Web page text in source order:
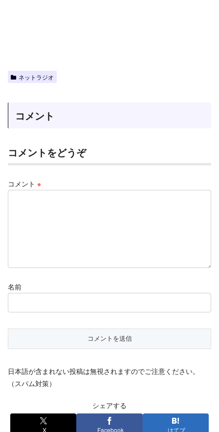
ネットラジオ
コメント
コメントをどうぞ
コメント ※
名前
日本語が含まれない投稿は無視されますのでご注意ください。
（スパム対策）
シェアする
X Facebook はてブ